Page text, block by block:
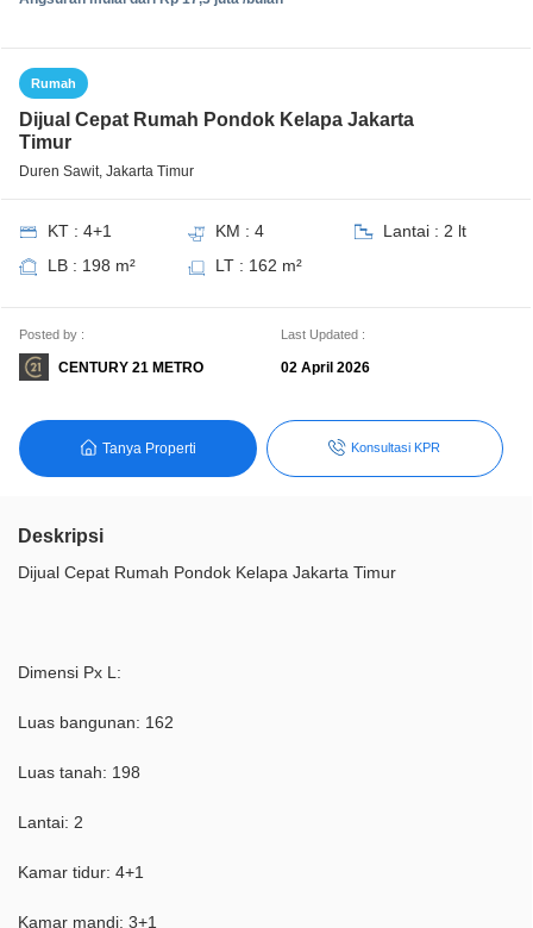
Rumah
Dijual Cepat Rumah Pondok Kelapa Jakarta
Timur
Duren Sawit, Jakarta Timur
KT : 4+1 KM : 4
Lantai : 2 lt
LB : 198 m²
LT : 162 m²
Posted by :
CENTURY 21 METRO
Last Updated :
02 April 2026
Tanya Properti Konsultasi KPR
Deskripsi
Dijual Cepat Rumah Pondok Kelapa Jakarta Timur
Dimensi Px L:
Luas bangunan: 162
Luas tanah: 198
Lantai: 2
Kamar tidur: 4+1
Kamar mandi: 3+1